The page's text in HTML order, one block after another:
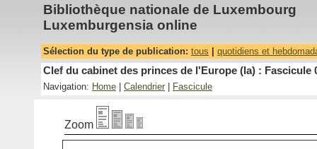
Bibliothèque nationale de Luxembourg
Luxemburgensia online
Sélection du type de publication: tous quotidiens et
Clef du cabinet des princes de l'Europe (la) : Fascicule
Navigation: Home Calendrier Fascicule
Zoom